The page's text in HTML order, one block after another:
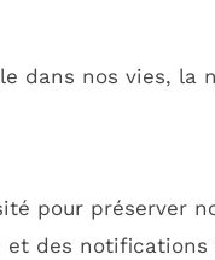
dans nos vies, la
pour préserver
et des